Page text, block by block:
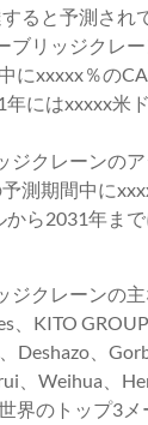
ると予測され
ブリッジクレ
にxxxxx％の
にはxxxxx米
ジクレーンの
測期間中に
ら2031年ま
ジクレーンの
、KITO
Deshazo、
、Weihua、
界のトップ3